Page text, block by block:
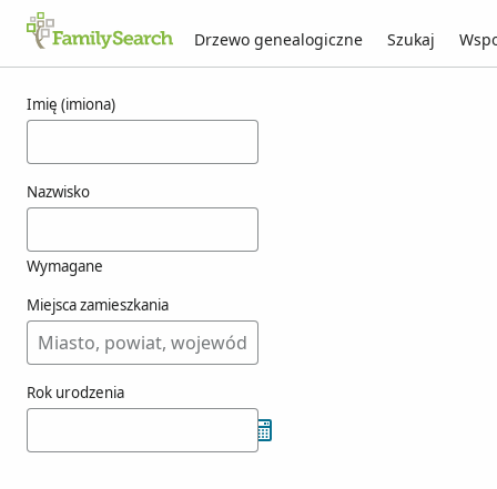
Drzewo genealogiczne Szukaj
Imię (imiona)
Nazwisko
Wymagane
Miejsca zamieszkania
Rok urodzenia